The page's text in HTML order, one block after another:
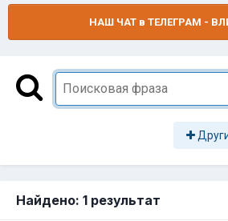
НАШ ЧАТ в ТЕЛЕГРАМ -
Найдено: 1 результат